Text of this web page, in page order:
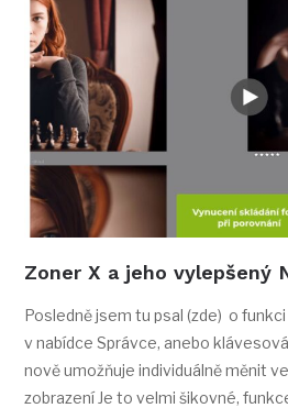
Zoner X a jeho vylepšený
Posledně jsem tu psal (zde) o
v nabídce Správce, anebo
nově umožňuje individuálně měnit
zobrazení Je to velmi šikovné,